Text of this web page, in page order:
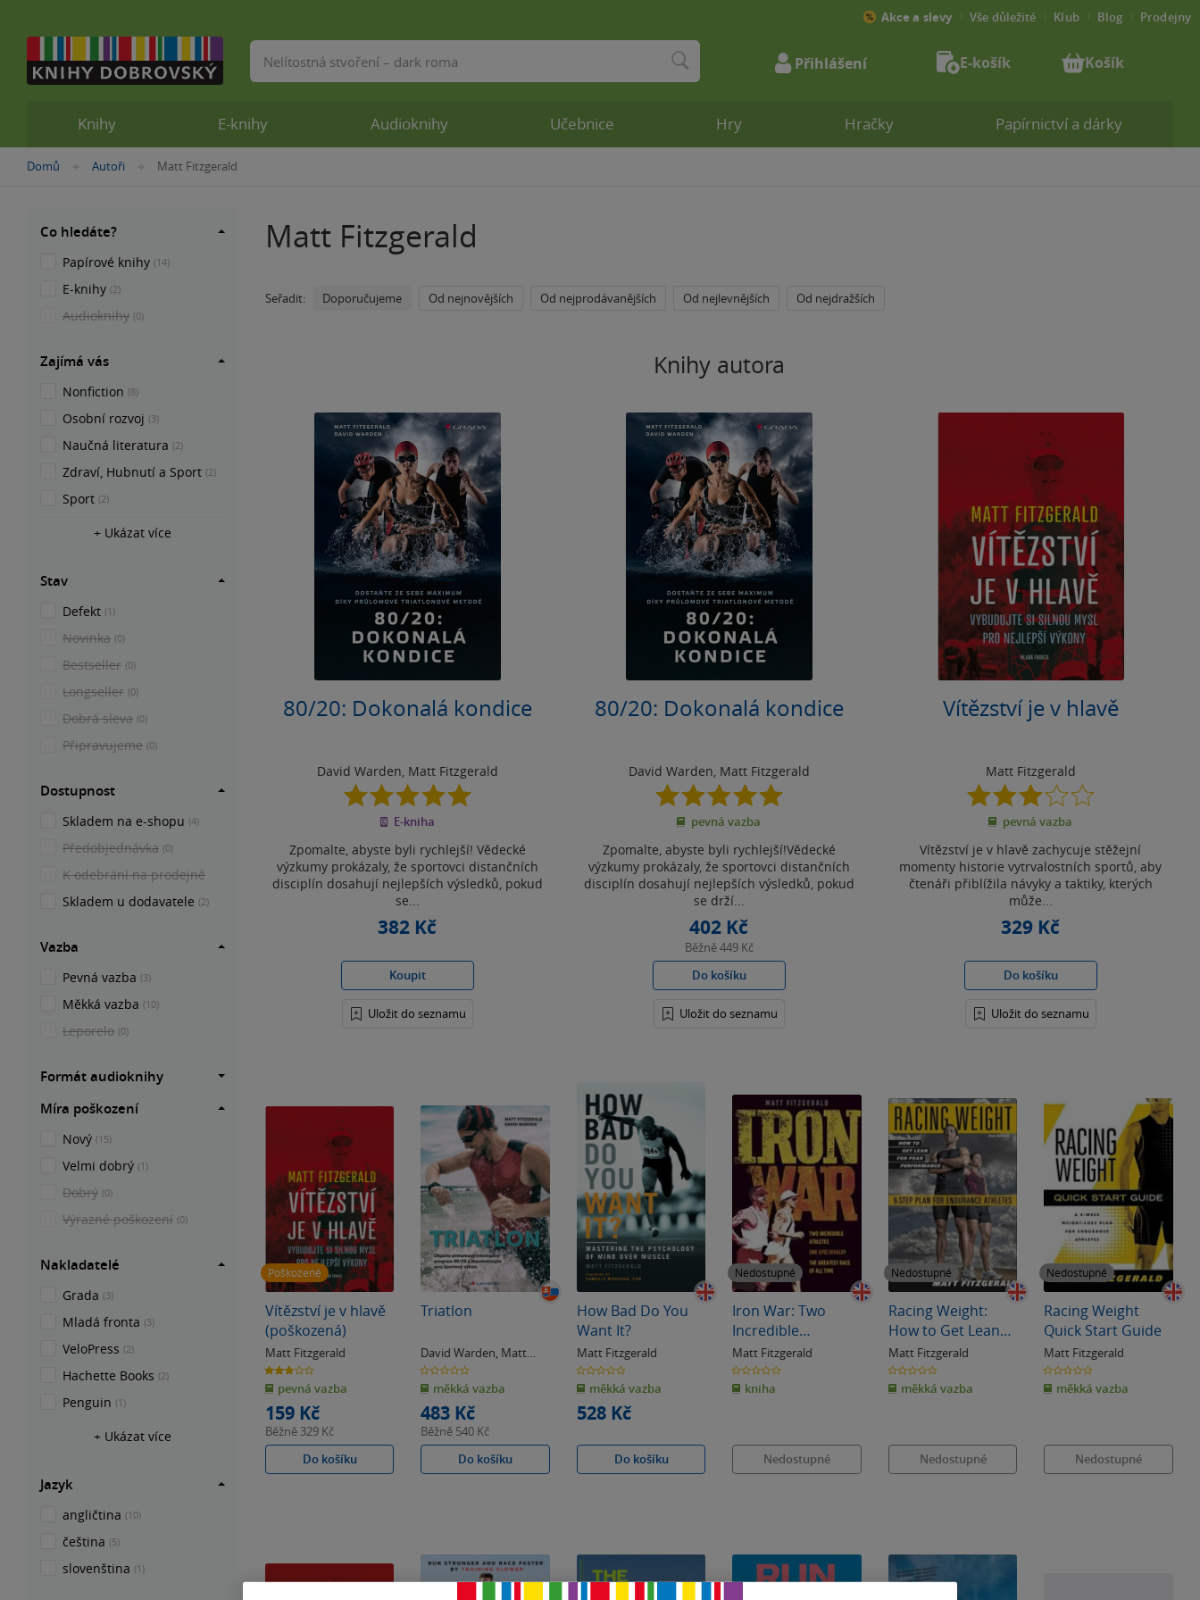
Nacházíte
Domů »Autoři »
Matt Fitzgerald
Matt Fitzgerald
Seřadit: Doporučujeme Od nejnovějších Od nejprodávanějších Od nejlevnějších Od nejdražších
Knihy autora
80/20: Dokonalá kondice
David Warden Matt Fitzgerald
5.0
z
5
E-kniha
Zpomalte, abyste byli rychlejší! Vědecké
výzkumy prokázaly, že sportovci distančních
disciplín dosahují nejlepších výsledků, pokud
se...
382 Kč
Koupit
Uložit do seznamu
80/20: Dokonalá kondice
David Warden Matt Fitzgerald
5.0
z
5
pevná vazba
Zpomalte, abyste byli rychlejší!Vědecké
výzkumy prokázaly, že sportovci distančních
disciplín dosahují nejlepších výsledků, pokud
se drží...
402 Kč
Běžně449 Kč
Do košíku
Uložit do seznamu
Vítězství je v hlavě
Matt Fitzgerald
3.0
z
5
pevná vazba
Vítězství je v hlavě zachycuje stěžejní
momenty historie vytrvalostních sportů, aby
čtenáři přiblížila návyky a taktiky, kterých
může...
329 Kč
Do košíku
Uložit do seznamu
Poškozené
Vítězství je v hlavě
(poškozená)
Matt Fitzgerald
3.0
z
5
hvězdiček
pevná vazba
159 Kč
Běžně 329 Kč
Do košíku
Triatlon
David Warden Matt
Fitzgerald
0.0
z
5
hvězdiček
měkká vazba
483 Kč
Běžně 540 Kč
Do košíku
How Bad Do You
Want It?
Matt Fitzgerald
0.0
z
5
hvězdiček
měkká vazba
528 Kč
Do košíku
Nedostupné
Iron War: Two
Incredible
Athletes. One Epic
Rivalry. The
Greatest Race of
Matt Fitzgerald
0.0
z
5
hvězdiček
kniha
Nedostupné
Nedostupné
Racing Weight:
How to Get Lean
for Peak
Performance
Matt Fitzgerald
0.0
z
5
hvězdiček
měkká vazba
Nedostupné
Nedostupné
Racing Weight
Quick Start Guide
Matt Fitzgerald
0.0
z
5
hvězdiček
měkká vazba
Nedostupné
Co hledáte?
Papírové knihy (14)
E-knihy (2)
Audioknihy (0)
Zajímá vás
Nonfiction (8)
Osobní rozvoj (3)
Naučná literatura (2)
Zdraví, Hubnutí a Sport (2)
Sport (2)
+ Ukázat více
Stav
Defekt (1)
Novinka (0)
Bestseller (0)
Longseller (0)
Dobrá sleva (0)
Připravujeme (0)
Dostupnost
Skladem na e-shopu (4)
Předobjednávka (0)
K odebrání na prodejně
Skladem u dodavatele (2)
Vazba
Pevná vazba (3)
Měkká vazba (10)
Leporelo (0)
Formát audioknihy
Míra poškození
Nový (15)
Velmi dobrý (1)
Dobrý (0)
Výrazné poškození (0)
Nakladatelé
Grada (3)
Mladá fronta (3)
VeloPress (2)
Hachette Books (2)
Penguin (1)
+ Ukázat více
Jazyk
angličtina (10)
čeština (5)
slovenština (1)
Knihy E-knihy Audioknihy Učebnice Hry Hračky Papírnictví a dárky
Akce a slevy Vše důležité Klub Blog Prodejny
Vyhledávání Přihlášení E-košík Košík